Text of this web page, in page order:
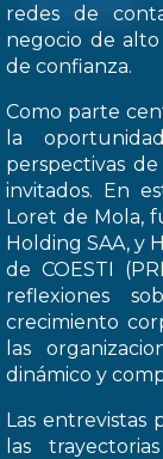
redes de
negocio de
de confianza.
Como parte
la
perspectivas
invitados. En
Loret de Mola,
Holding SAA, y
de COESTI
reflexiones
crecimiento
las
dinámico y
Las entrevistas
las